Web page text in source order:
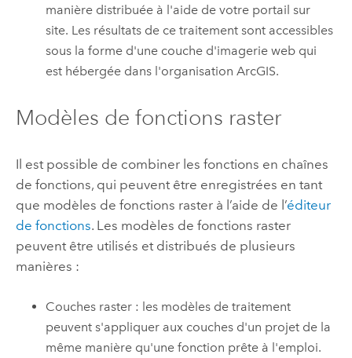
manière distribuée à l'aide de votre portail sur
site. Les résultats de ce traitement sont accessibles
sous la forme d'une couche d'imagerie web qui
est hébergée dans l'organisation ArcGIS.
Modèles de fonctions raster
Il est possible de combiner les fonctions en chaînes
de fonctions, qui peuvent être enregistrées en tant
que modèles de fonctions raster à l’aide de l’éditeur
de fonctions. Les modèles de fonctions raster
peuvent être utilisés et distribués de plusieurs
manières :
Couches raster : les modèles de traitement
peuvent s'appliquer aux couches d'un projet de la
même manière qu'une fonction prête à l'emploi.